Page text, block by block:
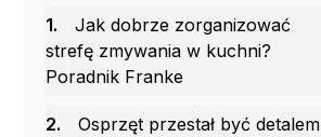
1.
Jak dobrze zorganizować
strefę zmywania w kuchni?
Poradnik Franke
2.
Osprzęt przestał być detalem